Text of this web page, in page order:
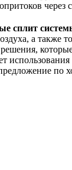
сплит
а также